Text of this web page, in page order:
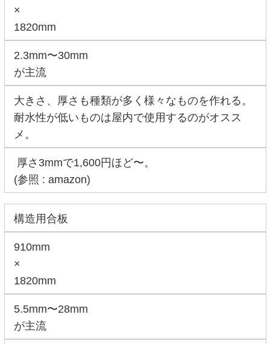
×
1820mm
2.3mm〜30mm
が主流
大きさ、厚さも種類が多く様々なものを作れる。
耐水性が低いものは屋内で使用するのがオスス
メ。
厚さ3mmで1,600円ほど〜。
(参照 : amazon)
構造用合板
910mm
×
1820mm
5.5mm〜28mm
が主流